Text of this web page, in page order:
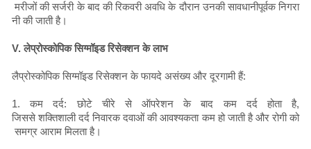
मरीजों की सर्जरी के बाद की रिकवरी अवधि के दौरान उनकी सावधानीपूर्वक निगरा
नी की जाती है।
V. लेप्रोस्कोपिक सिग्मॉइड रिसेक्शन के लाभ
लैप्रोस्कोपिक सिग्मॉइड रिसेक्शन के फायदे असंख्य और दूरगामी हैं:
1. कम दर्द: छोटे चीरे से ऑपरेशन के बाद कम दर्द होता है,
जिससे शक्तिशाली दर्द निवारक दवाओं की आवश्यकता कम हो जाती है और रोगी को
समग्र आराम मिलता है।